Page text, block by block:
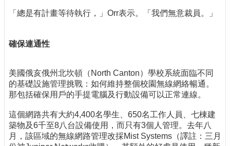
「總是有計畫等待執行，」Orr表示。「我們無意裁員。」
確保連通性
美國俄亥俄州北坎頓（North Canton）學校系統面臨不同
的基礎設施管理挑戰：如何維持整個校園無線網絡暢通。
那包括確保用戶的手提電腦及行動設備可以正常連線。
這個網路共有大約4,400名學生、650名工作人員、七棟建
築物及6千至8八台設備使用，而只有3個人管理。去年八
月，該區域的無線網路管理改採Mist Systems（譯註：三月